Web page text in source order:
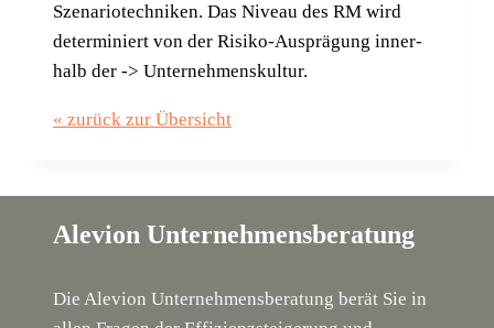
Sze­na­rio­tech­ni­ken. Das Niveau des RM wird
deter­mi­niert von der Risi­ko-Aus­prä­gung inner­
halb der -> Unternehmenskultur.
« zurück zur Übersicht
Alevion Unternehmensberatung
Die Alevion Unternehmensberatung berät Sie in